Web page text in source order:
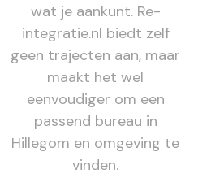
wat je aankunt. Re-
integratie.nl biedt zelf
geen trajecten aan, maar
maakt het wel
eenvoudiger om een
passend bureau in
Hillegom en omgeving te
vinden.